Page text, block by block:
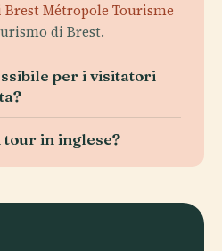
Brest Métropole Tourisme
di Brest.
per i visitatori
tour in inglese?